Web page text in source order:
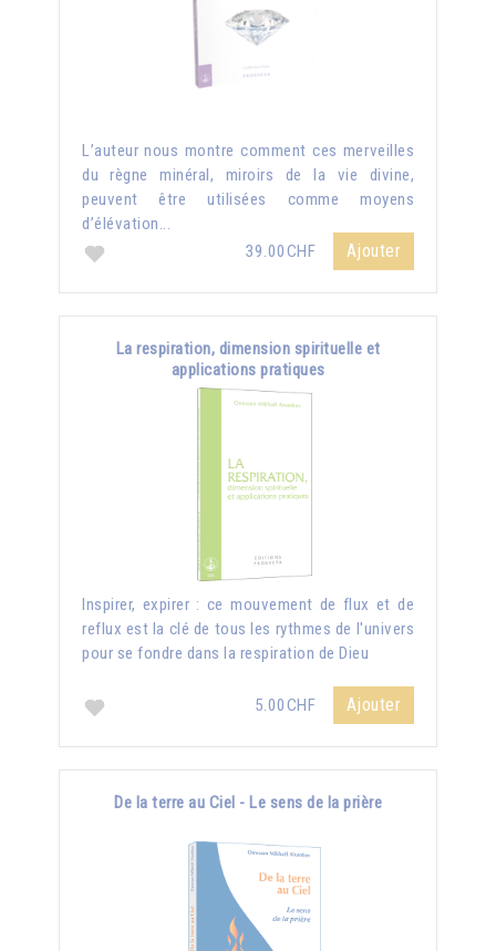
L’auteur nous montre comment ces merveilles
du règne minéral, miroirs de la vie divine,
peuvent être utilisées comme moyens
d’élévation...
39.00CHF
Ajouter
La respiration, dimension spirituelle et
applications pratiques
Inspirer, expirer : ce mouvement de flux et de
reflux est la clé de tous les rythmes de l'univers
pour se fondre dans la respiration de Dieu
5.00CHF Ajouter
De la terre au Ciel - Le sens de la prière